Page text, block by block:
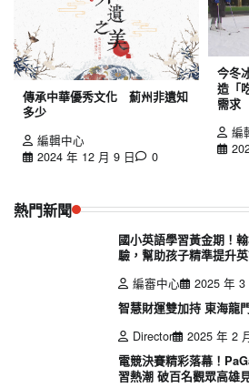
傳承中華優秀文化 薊州非遺知
多少
編輯中心
2024 年 12 月 9 日
0
今冬
造「
需求
編
熱門新聞
國小英語學習黃金期！
驗，幫助孩子精準提升
編審中心
2025 年 3
智慧財運雙加持 東海龍
Director
2025 年 2
電競決賽精彩落幕！
習熱潮 破百名觀眾高雄